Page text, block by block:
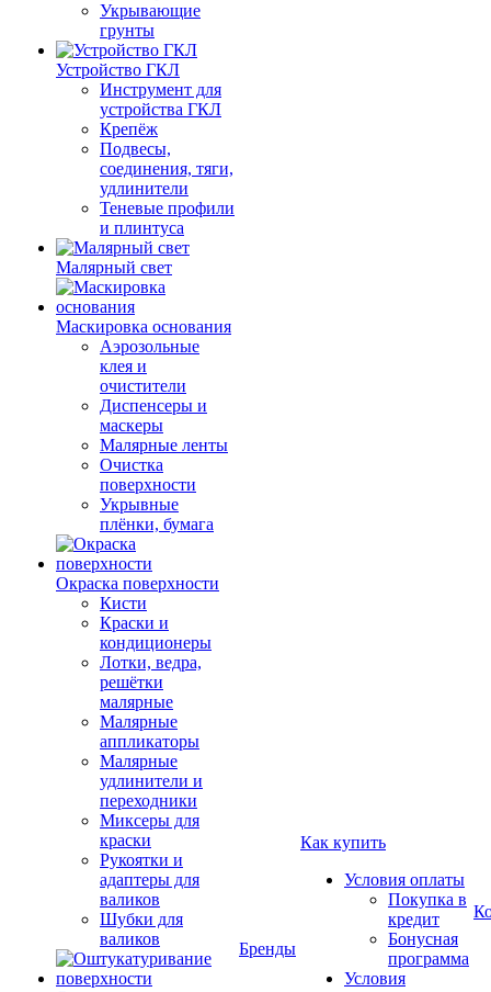
Укрывающие
грунты
Устройство ГКЛ
Инструмент для
устройства ГКЛ
Крепёж
Подвесы,
соединения, тяги,
удлинители
Теневые профили
и плинтуса
Малярный свет
Маскировка основания
Аэрозольные
клея и
очистители
Диспенсеры и
маскеры
Малярные ленты
Очистка
поверхности
Укрывные
плёнки, бумага
Окраска поверхности
Кисти
Краски и
кондиционеры
Лотки, ведра,
решётки
малярные
Малярные
аппликаторы
Малярные
удлинители и
переходники
Миксеры для
краски
Рукоятки и
адаптеры для
валиков
Шубки для
валиков
Бренды
Как купить
Условия оплаты
Покупка в
кредит
Бонусная
программа
Условия